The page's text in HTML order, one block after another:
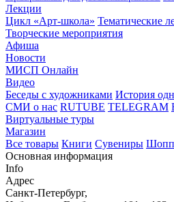
Лекции
Цикл «Арт-школа» Тематические
Творческие мероприятия
Афиша
Новости
МИСП Онлайн
Видео
Беседы с художниками История
СМИ о нас RUTUBE TELEGRAM
Виртуальные туры
Магазин
Все товары Книги Сувениры
Основная информация
Info
Адрес
Санкт-Петербург,